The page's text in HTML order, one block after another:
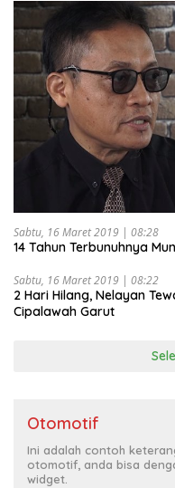
Sabtu, 16 Maret 2019 | 08:28
14 Tahun Terbunuhnya
Sabtu, 16 Maret 2019 | 08:22
2 Hari Hilang, Nelayan
Cipalawah Garut
Otomotif
Ini adalah contoh
otomotif, anda bisa
widget.